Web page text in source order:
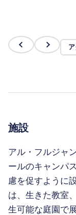
施設
アル・フルジャ
ールのキャンパ
慮を促すように
は、生きた教室
生可能な庭園で